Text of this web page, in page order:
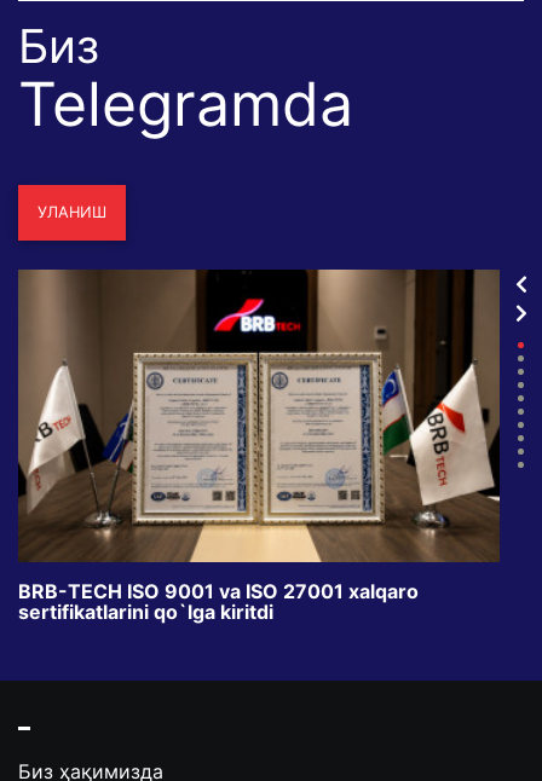
Биз
Telegramda
УЛАНИШ
BRB-TECH ISO 9001 va ISO 27001 xalqaro
sertifikatlarini qo`lga kiritdi
Биз ҳақимизда